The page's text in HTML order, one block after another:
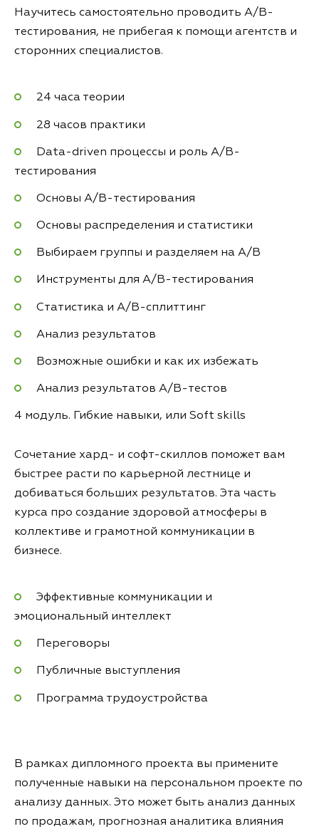
Научитесь самостоятельно проводить A/B-
тестирования, не прибегая к помощи агентств и
сторонних специалистов.
24 часа теории
28 часов практики
Data-driven процессы и роль A/B-
тестирования
Основы A/B-тестирования
Основы распределения и статистики
Выбираем группы и разделяем на A/B
Инструменты для А/B-тестирования
Статистика и А/B-сплиттинг
Анализ результатов
Возможные ошибки и как их избежать
Анализ результатов А/B-тестов
4 модуль. Гибкие навыки, или Soft skills
Сочетание хард- и софт-скиллов поможет вам
быстрее расти по карьерной лестнице и
добиваться больших результатов. Эта часть
курса про создание здоровой атмосферы в
коллективе и грамотной коммуникации в
бизнесе.
Эффективные коммуникации и
эмоциональный интеллект
Переговоры
Публичные выступления
Программа трудоустройства
В рамках дипломного проекта вы примените
полученные навыки на персональном проекте по
анализу данных. Это может быть анализ данных
по продажам, прогнозная аналитика влияния